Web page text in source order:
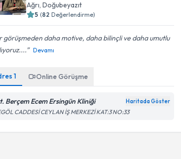
Ağrı, Doğubeyazıt
5 (82 Değerlendirme)
görüşmeden daha motive, daha bilinçli ve daha umutlu
Devamı
1 Online Görüşme
Berçem Ecem Ersingün Kliniği Haritada Göster
CADDESİ CEYLAN İŞ MERKEZİ KAT:3 NO:33